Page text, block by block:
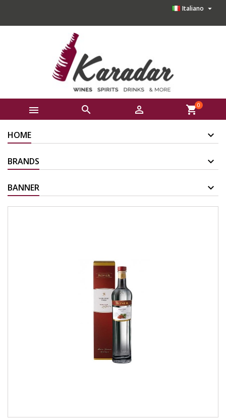
Italiano 
   shopping_cart0
HOME
BRANDS
BANNER